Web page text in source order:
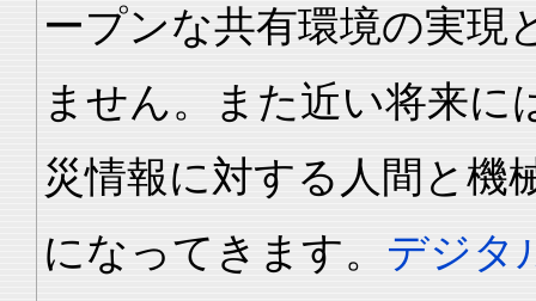
ープンな共有環境の実現
ません。また近い将来に
災情報に対する人間と機
になってきます。 デジタ